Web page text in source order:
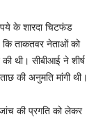
के शारदा चिटफंड
कि ताकतवर नेताओं को
थी। सीबीआई ने शीर्ष
की अनुमति मांगी थी।
की प्रगति को लेकर